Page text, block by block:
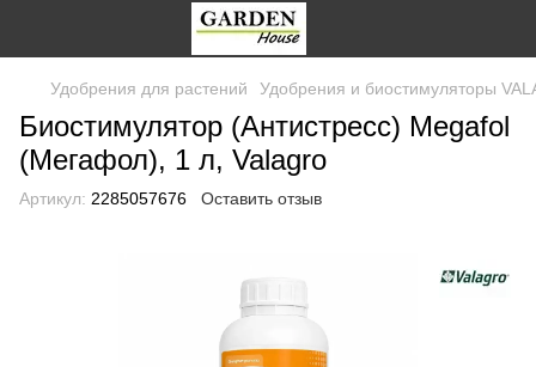
Удобрения для растений Удобрения и биостимуляторы
Биостимулятор (Антистресс) Megafol
(Мегафол), 1 л, Valagro
Артикул: 2285057676 Оставить отзыв